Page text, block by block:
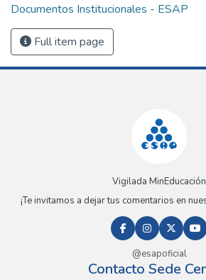
Documentos Institucionales - ESAP
Full item page
Vigilada MinEducación
¡Te invitamos a dejar tus comentarios en
@esapoficial
Contacto Sede